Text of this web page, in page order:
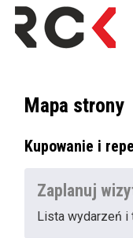
Mapa strony
Kupowanie i
Zaplanuj
Lista wydarzeń i